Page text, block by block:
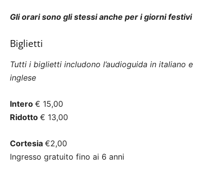
Gli orari sono gli stessi anche per i giorni festivi
Biglietti
Tutti i biglietti includono l’audioguida in italiano e
inglese
Intero € 15,00
Ridotto € 13,00
Cortesia €2,00
Ingresso gratuito fino ai 6 anni